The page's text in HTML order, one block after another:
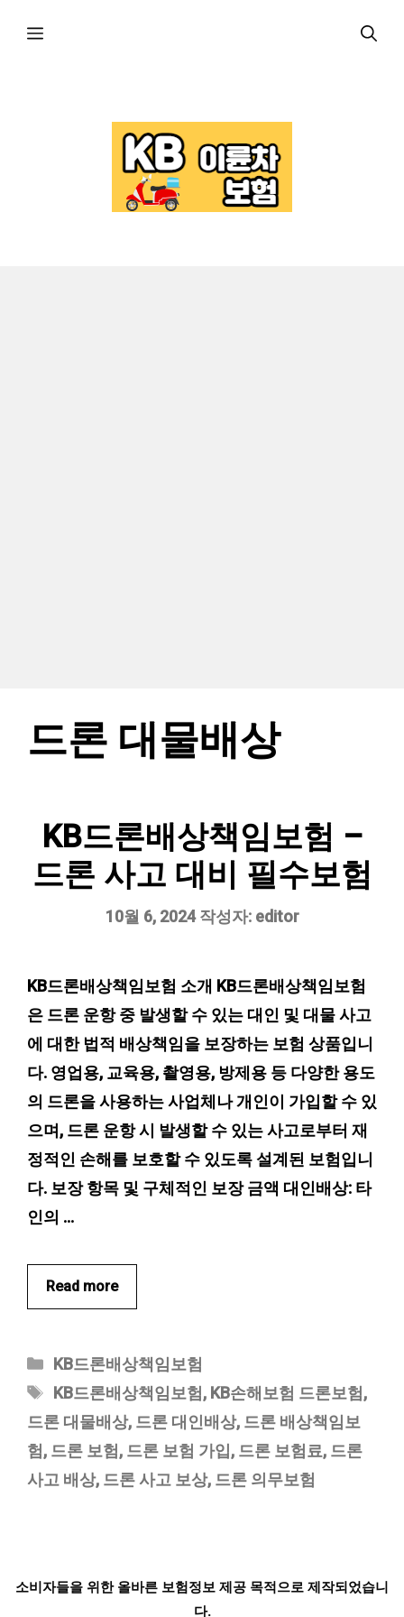
메
드론 대물배상
KB드론배상책임보험 –
드론 사고 대비 필수보험
10월 6, 2024 작성자: editor
KB드론배상책임보험 소개 KB드론배상책임보험
은 드론 운항 중 발생할 수 있는 대인 및 대물 사고
에 대한 법적 배상책임을 보장하는 보험 상품입니
다. 영업용, 교육용, 촬영용, 방제용 등 다양한 용도
의 드론을 사용하는 사업체나 개인이 가입할 수 있
으며, 드론 운항 시 발생할 수 있는 사고로부터 재
정적인 손해를 보호할 수 있도록 설계된 보험입니
다. 보장 항목 및 구체적인 보장 금액 대인배상: 타
인의 …
Read more
카
테
리
KB드론배상책임보험
태
그
KB드론배상책임보험 , KB손해보험 드론보험 ,
드론 대물배상, 드론 대인배상, 드론 배상책임보
험 , 드론 보험 , 드론 보험 가입 , 드론 보험료, 드론
사고 배상, 드론 사고 보상, 드론 의무보험
소비자들을 위한 올바른 보험정보 제공 목적으로 제작되었습니
다.